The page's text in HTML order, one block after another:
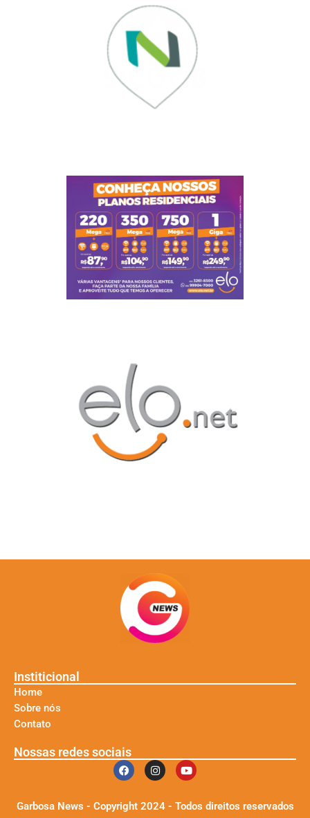
Institicional
Home
Sobre nós
Contato
Nossas redes sociais
Garbosa News - Copyright 2024 - Todos direitos reservados